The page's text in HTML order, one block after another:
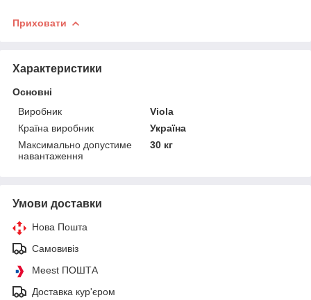
Приховати
Характеристики
Основні
Виробник
Viola
Країна виробник
Україна
Максимально допустиме
навантаження
30 кг
Умови доставки
Нова Пошта
Самовивіз
Meest ПОШТА
Доставка кур'єром